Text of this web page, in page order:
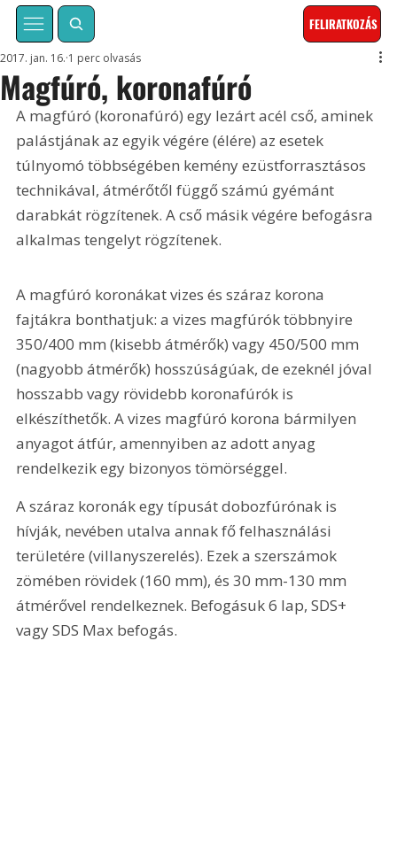
FELIRATKOZÁS
Magfúró, koronafúró
2017. jan. 16. 1 perc olvasás
A magfúró (koronafúró) egy lezárt acél cső, aminek
palástjának az egyik végére (élére) az esetek
túlnyomó többségében kemény ezüstforrasztásos
technikával, átmérőtől függő számú gyémánt
darabkát rögzítenek. A cső másik végére befogásra
alkalmas tengelyt rögzítenek.
A magfúró koronákat vizes és száraz korona
fajtákra bonthatjuk: a vizes magfúrók többnyire
350/400 mm (kisebb átmérők) vagy 450/500 mm
(nagyobb átmérők) hosszúságúak, de ezeknél jóval
hosszabb vagy rövidebb koronafúrók is
elkészíthetők. A vizes magfúró korona bármilyen
anyagot átfúr, amennyiben az adott anyag
rendelkezik egy bizonyos tömörséggel.
A száraz koronák egy típusát dobozfúrónak is
hívják, nevében utalva annak fő felhasználási
területére (villanyszerelés). Ezek a szerszámok
zömében rövidek (160 mm), és 30 mm-130 mm
átmérővel rendelkeznek. Befogásuk 6 lap, SDS+
vagy SDS Max befogás.